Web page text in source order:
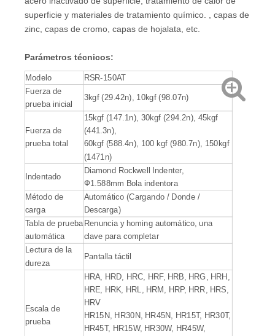
superficie y materiales de tratamiento químico. , capas de
zinc, capas de cromo, capas de hojalata, etc.
Parámetros técnicos:
Modelo RSR-150AT
Fuerza de
prueba inicial
3kgf (29.42n), 10kgf (98.07n)
Fuerza de
prueba total
15kgf (147.1n), 30kgf (294.2n), 45kgf
(441.3n),
60kgf (588.4n), 100 kgf (980.7n), 150kgf
(1471n)
Indentado
Diamond Rockwell Indenter,
Ф1.588mm Bola indentora
Método de
carga
Automático (Cargando / Donde /
Descarga)
Tabla de prueba
automática
Renuncia y homing automático, una
clave para completar
Lectura de la
dureza
Pantalla táctil
Escala de
prueba
HRA, HRD, HRC, HRF, HRB, HRG, HRH,
HRE, HRK, HRL, HRM, HRP, HRR, HRS,
HRV
HR15N, HR30N, HR45N, HR15T, HR30T,
HR45T, HR15W, HR30W, HR45W,